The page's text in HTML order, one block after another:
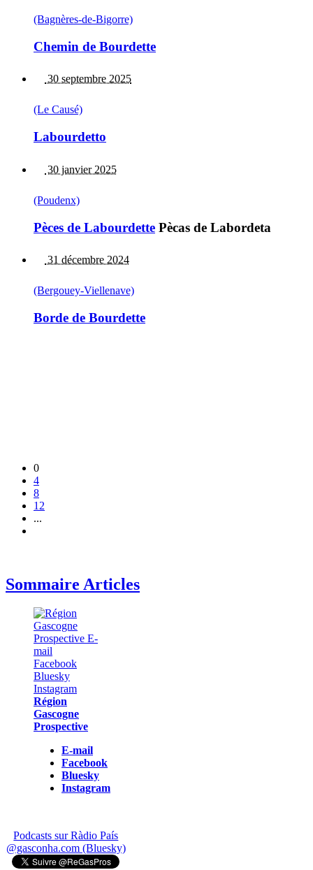
(Bagnères-de-Bigorre)
Chemin de Bourdette
30 septembre 2025
(Le Causé)
Labourdetto
30 janvier 2025
(Poudenx)
Pèces de Labourdette Pècas de Labordeta
31 décembre 2024
(Bergouey-Viellenave)
Borde de Bourdette
0
4
8
12
...
Sommaire Articles
Région
Gascogne
Prospective
E-mail
Facebook
Bluesky
Instagram
Podcasts sur Ràdio País
@gasconha.com (Bluesky)